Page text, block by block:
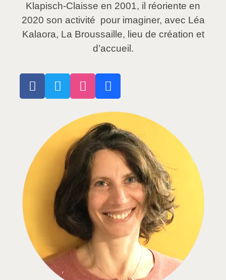
Klapisch-Claisse en 2001, il réoriente en
2020 son activité pour imaginer, avec Léa
Kalaora, La Broussaille, lieu de création et
d’accueil.